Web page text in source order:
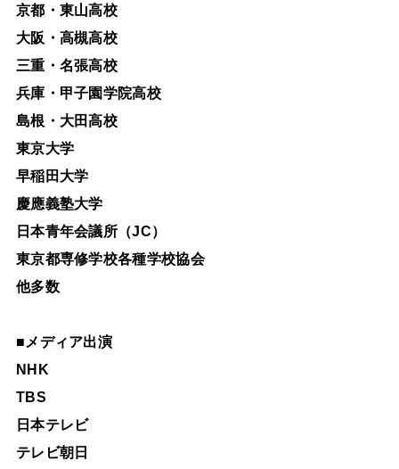
京都・東山高校
大阪・高槻高校
三重・名張高校
兵庫・甲子園学院高校
島根・大田高校
東京大学
早稲田大学
慶應義塾大学
日本青年会議所（JC）
東京都専修学校各種学校協会
他多数
■ メディア出演
NHK
TBS
日本テレビ
テレビ朝日